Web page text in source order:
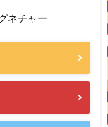
ネチャー